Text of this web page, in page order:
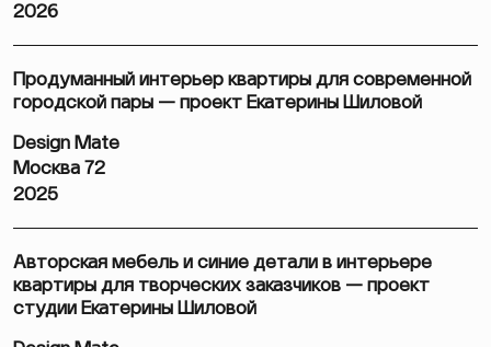
2026
Продуманный интерьер квартиры для современной
городской пары — проект Екатерины Шиловой
Design Mate
Москва 72
2025
Авторская мебель и синие детали в интерьере
квартиры для творческих заказчиков — проект
студии Екатерины Шиловой